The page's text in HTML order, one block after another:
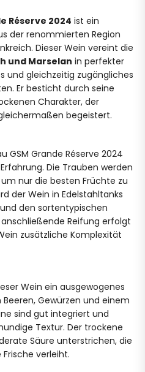
Réserve 2024 ist ein
der renommierten Region
Dieser Wein vereint die
und Marselan in perfekter
und gleichzeitig zugängliches
Er besticht durch seine
Charakter, der
begeistert.
GSM Grande Réserve 2024
Die Trauben werden
nur die besten Früchte zu
der Wein in Edelstahltanks
den sortentypischen
Reifung erfolgt
zusätzliche Komplexität
Wein ein ausgewogenes
Gewürzen und einem
sind gut integriert und
Textur. Der trockene
Säure unterstrichen, die
verleiht.